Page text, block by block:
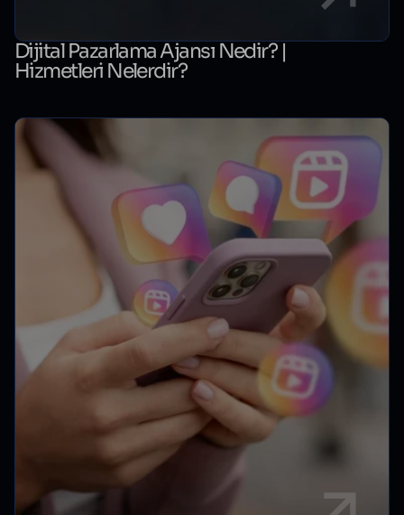
Dijital Pazarlama Ajansı Nedir? |
Hizmetleri Nelerdir?